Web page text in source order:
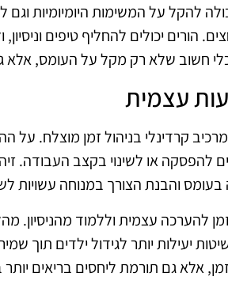
להקל על המשימות היומיומיות וגם
הורים יכולים להחליף טיפים
חשוב שלא רק מקל על העומס, אלא
עצמית
קרדינלי בניהול זמן מוצלח. על
להפסקה או לשינוי בקצב העבודה.
והבנת הצורך במנוחה עשויות
להערכה עצמית וללמוד מהניסיון.
יעילות יותר לגידול ילדים תוך
אלא גם תורמת ליחסים בריאים